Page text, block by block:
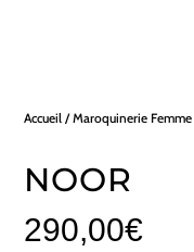
Accueil /Maroquinerie Femme
NOOR
290,00€